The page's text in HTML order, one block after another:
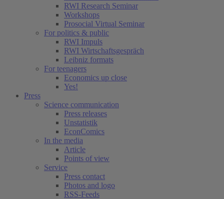
RWI Research Seminar
Workshops
Prosocial Virtual Seminar
For politics & public
RWI Impuls
RWI Wirtschaftsgespräch
Leibniz formats
For teenagers
Economics up close
Yes!
Press
Science communication
Press releases
Unstatistik
EconComics
In the media
Article
Points of view
Service
Press contact
Photos and logo
RSS-Feeds